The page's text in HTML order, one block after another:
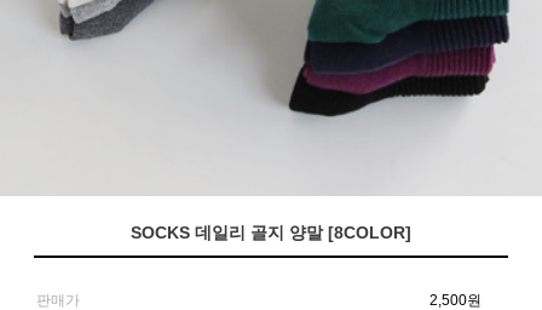
SOCKS 데일리 골지 양말 [8COLOR]
판매가 2,500원